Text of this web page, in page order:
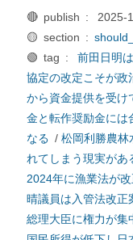
🔴 publish : 2025-
🟡 section :
🟢 tag :
前田日明
協定の改定こそが政
から資金提供を受け
金と転作奨励金には
なる / 松岡利勝農林
れてしまう現実があ
2024年に漁業法が
晴議員は入管法改正
総理大臣に権力が集